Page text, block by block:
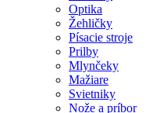
Optika
Žehličky
Písacie stroje
Prilby
Mlynčeky
Mažiare
Svietniky
Nože a príbor